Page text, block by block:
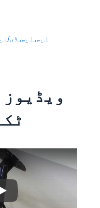
ایس ایس ڈی/
Play